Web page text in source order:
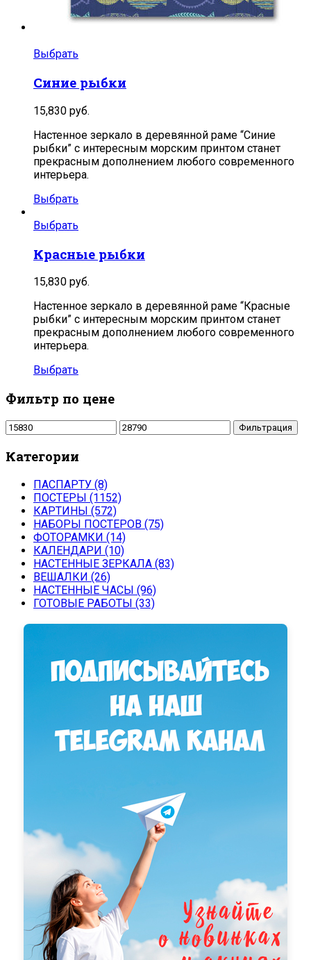
Выбрать
Синие рыбки
15,830 руб.
Настенное зеркало в деревянной раме “Синие
рыбки” с интересным морским принтом станет
прекрасным дополнением любого современного
интерьера.
Выбрать
Выбрать
Красные рыбки
15,830 руб.
Настенное зеркало в деревянной раме “Красные
рыбки” с интересным морским принтом станет
прекрасным дополнением любого современного
интерьера.
Выбрать
Фильтр по цене
Минимальная
цена
Максимальная
цена
Фильтрация
Категории
ПАСПАРТУ (8)
ПОСТЕРЫ (1152)
КАРТИНЫ (572)
НАБОРЫ ПОСТЕРОВ (75)
ФОТОРАМКИ (14)
КАЛЕНДАРИ (10)
НАСТЕННЫЕ ЗЕРКАЛА (83)
ВЕШАЛКИ (26)
НАСТЕННЫЕ ЧАСЫ (96)
ГОТОВЫЕ РАБОТЫ (33)